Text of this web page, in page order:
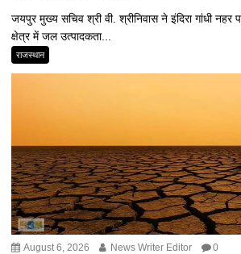
जयपुर मुख्य सचिव श्री वी. श्रीनिवास ने इंदिरा गांधी नहर
क्षेत्र में जल उत्पादकता...
राजस्थान
August 6, 2026 News Writer Editor 0